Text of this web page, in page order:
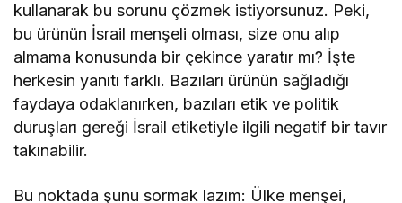
kullanarak bu sorunu çözmek istiyorsunuz. Peki,
bu ürünün İsrail menşeli olması, size onu alıp
almama konusunda bir çekince yaratır mı? İşte
herkesin yanıtı farklı. Bazıları ürünün sağladığı
faydaya odaklanırken, bazıları etik ve politik
duruşları gereği İsrail etiketiyle ilgili negatif bir tavır
takınabilir.
Bu noktada şunu sormak lazım: Ülke menşei,